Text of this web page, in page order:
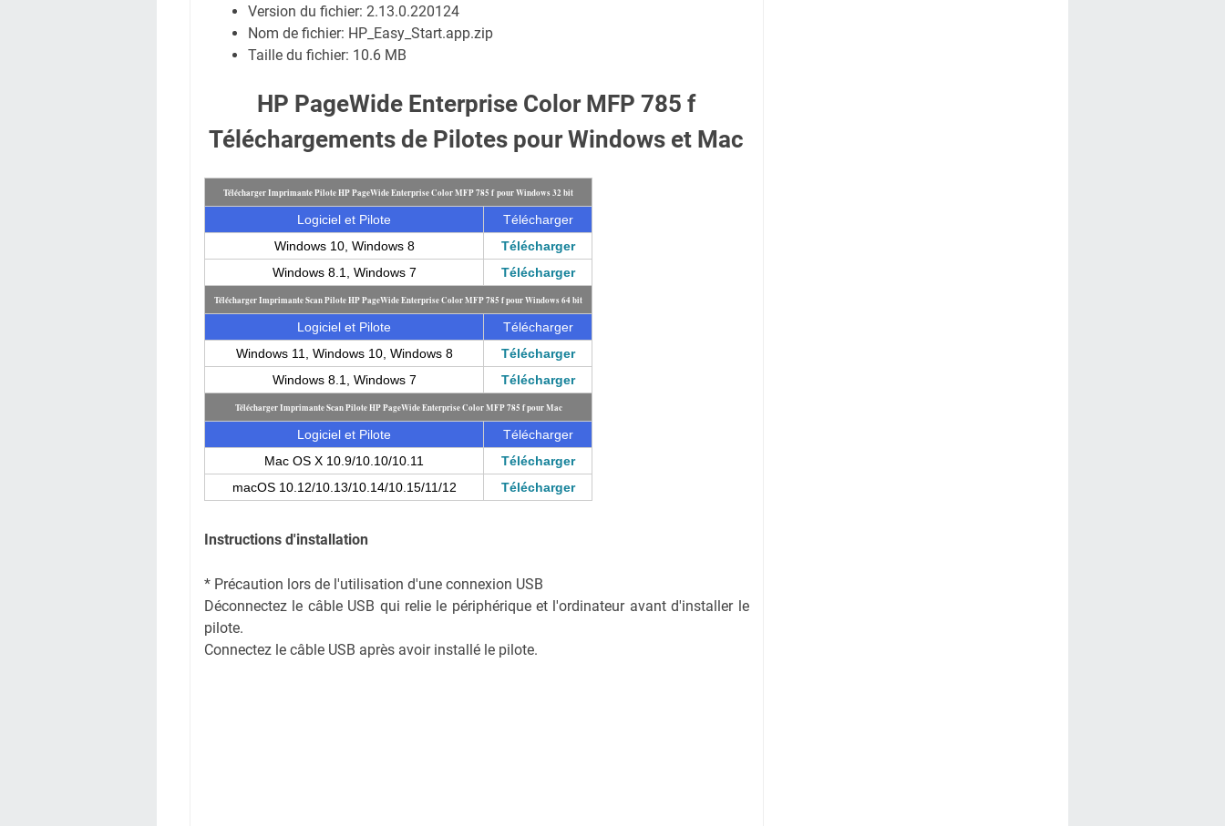
Version du fichier: 2.13.0.220124
Nom de fichier: HP_Easy_Start.app.zip
Taille du fichier: 10.6 MB
HP PageWide Enterprise Color MFP 785 f
Téléchargements de Pilotes pour Windows et Mac
Télécharger Imprimante Pilote HP PageWide Enterprise Color MFP 785 f pour Windows 32 bit
Logiciel et Pilote
Télécharger
Windows 10, Windows 8
Télécharger
Windows 8.1, Windows 7
Télécharger
Télécharger Imprimante Scan Pilote HP PageWide Enterprise Color MFP 785 f pour Windows 64 bit
Logiciel et Pilote
Télécharger
Windows 11, Windows 10, Windows 8
Télécharger
Windows 8.1, Windows 7
Télécharger
Télécharger Imprimante Scan Pilote HP PageWide Enterprise Color MFP 785 f pour Mac
Logiciel et Pilote
Télécharger
Mac OS X 10.9/10.10/10.11
Télécharger
macOS 10.12/10.13/10.14/10.15/11/12
Télécharger
Instructions d'installation
* Précaution lors de l'utilisation d'une connexion USB
Déconnectez le câble USB qui relie le périphérique et l'ordinateur avant d'installer le
pilote.
Connectez le câble USB après avoir installé le pilote.